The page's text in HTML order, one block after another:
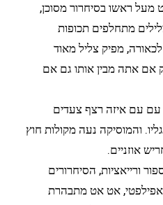
מעל ראשו בסיחרור מסוכן,
מתחלפים תכופות
מפיק צליל מאוד
אם אתה מבין אותו גם אם
עם עם איזה רצף צעדים
והמוסיקה נעה מקולות חוץ
אוזניים.
ורייאציות, הסיחרורים
אפילפטי, אט אט מתבהרת